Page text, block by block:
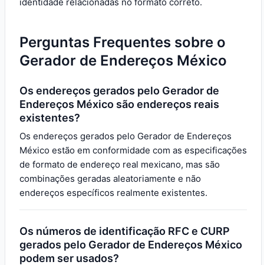
Perguntas Frequentes sobre o
Gerador de Endereços México
Os endereços gerados pelo Gerador de
Endereços México são endereços reais
existentes?
Os endereços gerados pelo Gerador de Endereços
México estão em conformidade com as especificações
de formato de endereço real mexicano, mas são
combinações geradas aleatoriamente e não
endereços específicos realmente existentes.
Os números de identificação RFC e CURP
gerados pelo Gerador de Endereços México
podem ser usados?